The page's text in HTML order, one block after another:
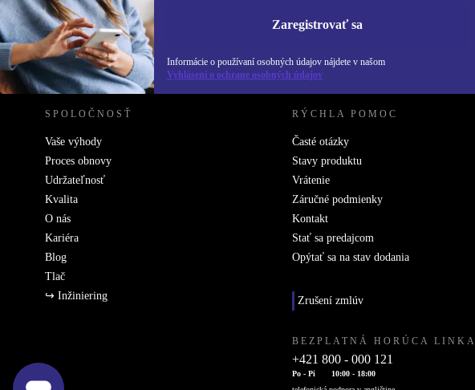
Zaregistrovať sa
Informácie o používaní osobných údajov nájdete v našom
Vyhlásení o ochrane osobných údajov
REFURBED SLOVENSKO – RETHINK NEW.
SPOLOČNOSŤ
Vaše výhody
Proces obnovy
Udržateľnosť
Kvalita
O nás
Kariéra
Blog
Tlač
↪ Inžiniering
RÝCHLA POMOC
Časté otázky
Stavy produktu
Vrátenie
Záručné podmienky
Kontakt
Stať sa predajcom
Opýtať sa na stav dodania
Zrušení zmlúv
BEZPLATNÁ HORÚCA LINKA
+421 800 - 000 121
Po - Pi
10:00 - 18:00